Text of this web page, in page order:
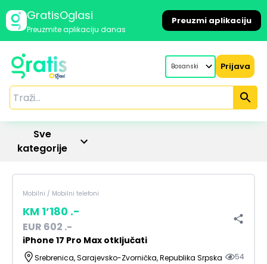
GratisOglasi
Preuzmite aplikaciju danas
Preuzmi aplikaciju
Bosanski Prijava
Sve
kategorije
Mobilni / Mobilni telefoni
KM 1’180 .-
EUR 602 .-
iPhone 17 Pro Max otključati
Srebrenica, Sarajevsko-Zvornička, Republika Srpska
54